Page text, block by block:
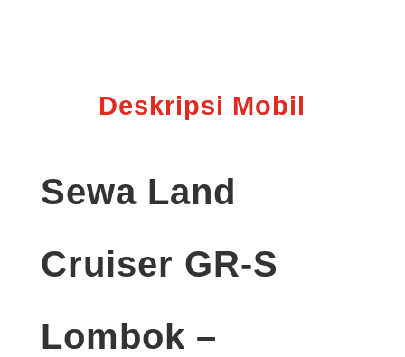
Deskripsi Mobil
Sewa Land
Cruiser GR-S
Lombok –